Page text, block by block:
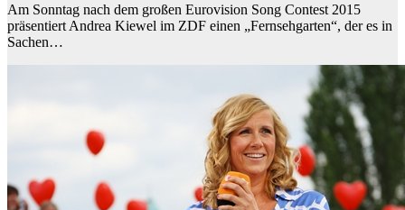
Am Sonntag nach dem großen Eurovision Song Contest 2015
präsentiert Andrea Kiewel im ZDF einen „Fernsehgarten“, der es in
Sachen…